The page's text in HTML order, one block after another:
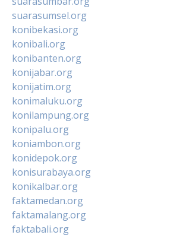
suarasumsel.org
konibekasi.org
konibali.org
konibanten.org
konijabar.org
konijatim.org
konimaluku.org
konilampung.org
konipalu.org
koniambon.org
konidepok.org
konisurabaya.org
konikalbar.org
faktamedan.org
faktamalang.org
faktabali.org